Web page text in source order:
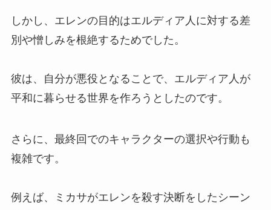
しかし、エレンの目的はエルディア人に対する差
別や憎しみを根絶するためでした。
彼は、自分が悪役となることで、エルディア人が
平和に暮らせる世界を作ろうとしたのです。
さらに、最終回でのキャラクターの選択や行動も
複雑です。
例えば、ミカサがエレンを殺す決断をしたシーン